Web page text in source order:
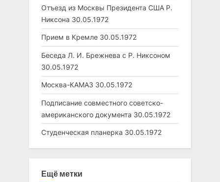
Отъезд из Москвы Президента США Р.
Никсона 30.05.1972
Прием в Кремле 30.05.1972
Беседа Л. И. Брежнева с Р. Никсоном
30.05.1972
Москва-КАМАЗ 30.05.1972
Подписание совместного советско-
американского документа 30.05.1972
Студенческая планерка 30.05.1972
Ещё метки